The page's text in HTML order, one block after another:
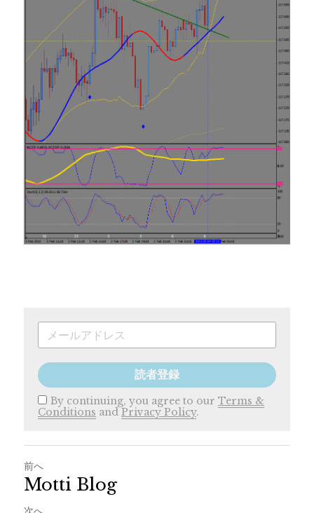
読者登録
By continuing, you agree to our Terms &
Conditions and Privacy Policy.
前へ
Motti Blog